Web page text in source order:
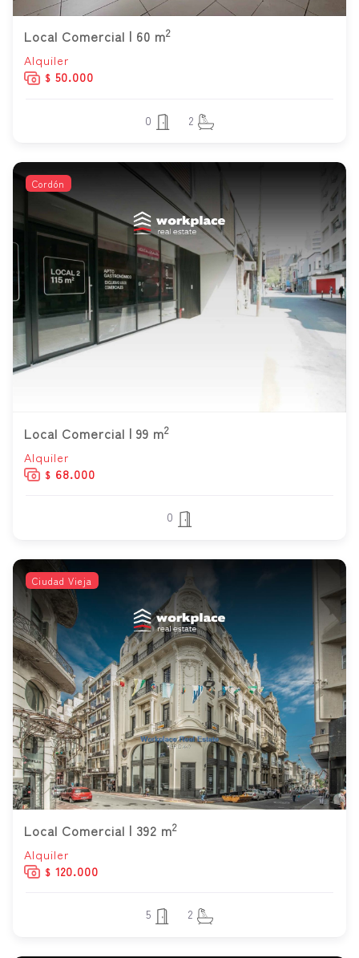
Local Comercial | 60 m2
Alquiler
$ 50.000
0 2
Cordón
Local Comercial | 99 m2
Alquiler
$ 68.000
0
Ciudad Vieja
Local Comercial | 392 m2
Alquiler
$ 120.000
5 2